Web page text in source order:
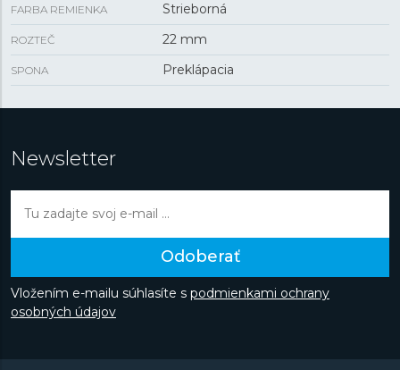
FARBA REMIENKA Strieborná
ROZTEČ 22 mm
SPONA Preklápacia
Newsletter
Odoberať
Vložením e-mailu súhlasíte s podmienkami ochrany
osobných údajov